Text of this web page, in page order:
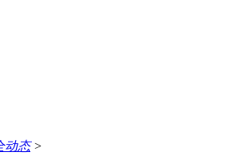
动态>